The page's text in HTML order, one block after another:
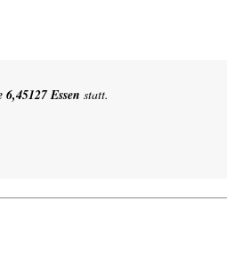
Essen statt.